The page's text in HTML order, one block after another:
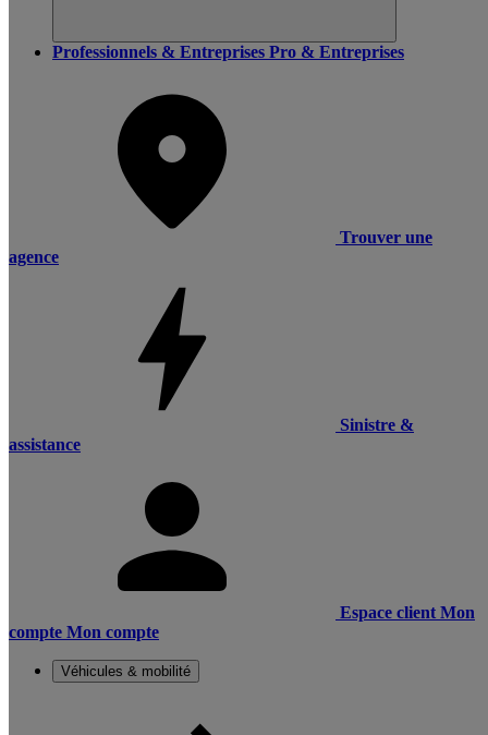
Professionnels & Entreprises Pro & Entreprises
Trouver une
agence
Sinistre &
assistance
Espace client Mon
compte Mon compte
Véhicules & mobilité